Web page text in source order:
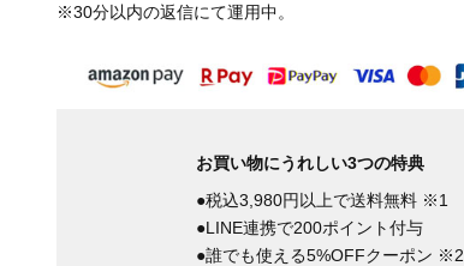
※30分以内の返信にて運用中。
お買い物にうれしい3つの特典
●税込3,980円以上で送料無料 ※1
●LINE連携で200ポイント付与
●誰でも使える5%OFFクーポン ※2